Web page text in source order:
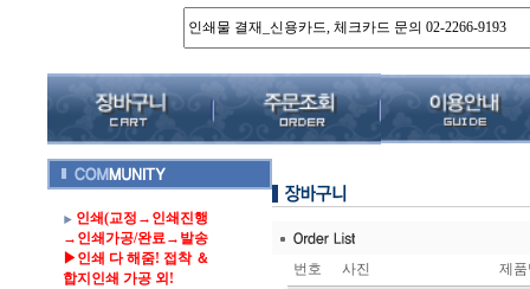
인쇄(교정→인쇄진행
→인쇄가공/완료→발송
▶인쇄 다 해줌! 접착 ＆
합지인쇄 가공 외!
번호 사진 제품